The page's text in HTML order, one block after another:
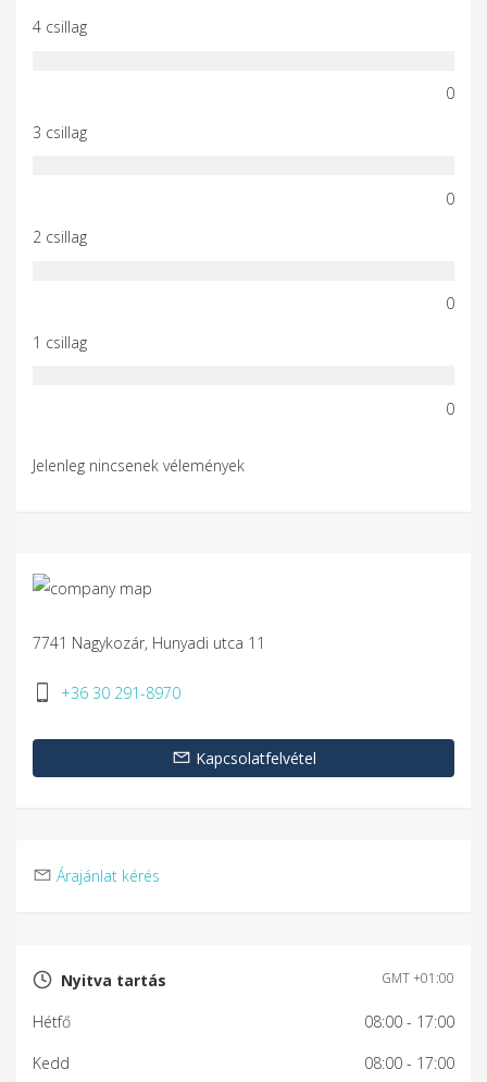
4 csillag
0
3 csillag
0
2 csillag
0
1 csillag
0
Jelenleg nincsenek vélemények
7741 Nagykozár, Hunyadi utca 11
+36 30 291-8970
Kapcsolatfelvétel
Árajánlat kérés
Nyitva tartás GMT +01:00
Hétfő 08:00 - 17:00
Kedd
08:00 - 17:00